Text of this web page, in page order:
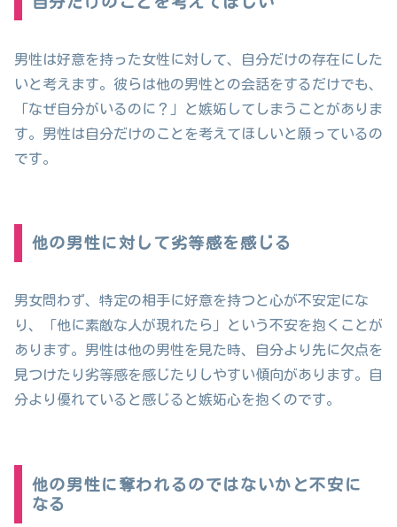
男性は好意を持った女性に対して、自分だけの存在にした
いと考えます。彼らは他の男性との会話をするだけでも、
「なぜ自分がいるのに？」と嫉妬してしまうことがありま
す。男性は自分だけのことを考えてほしいと願っているの
です。
他の男性に対して劣等感を感じる
男女問わず、特定の相手に好意を持つと心が不安定にな
り、「他に素敵な人が現れたら」という不安を抱くことが
あります。男性は他の男性を見た時、自分より先に欠点を
見つけたり劣等感を感じたりしやすい傾向があります。自
分より優れていると感じると嫉妬心を抱くのです。
他の男性に奪われるのではないかと不安に
なる